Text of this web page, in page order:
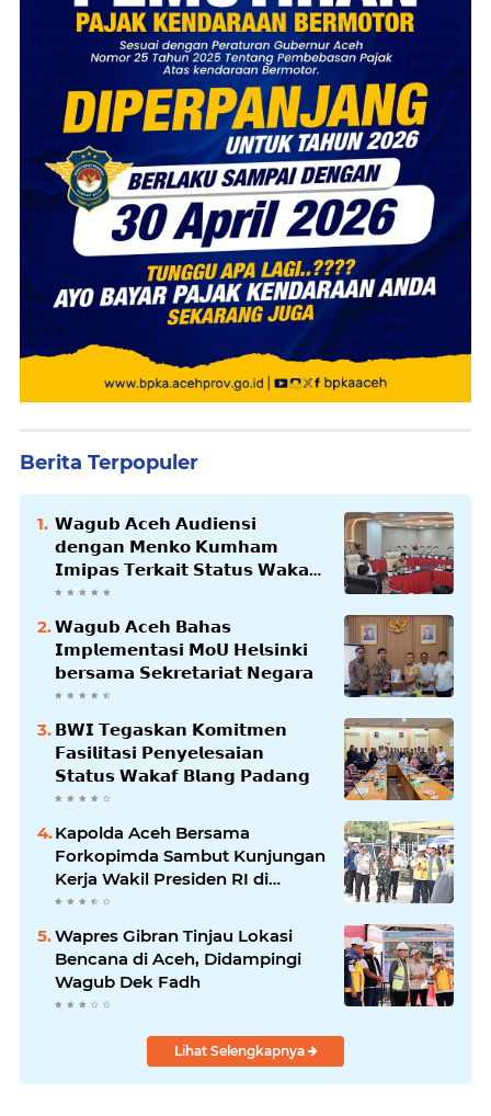
Berita Terpopuler
𝗪𝗮𝗴𝘂𝗯 𝗔𝗰𝗲𝗵 𝗔𝘂𝗱𝗶𝗲𝗻𝘀𝗶
𝗱𝗲𝗻𝗴𝗮𝗻 𝗠𝗲𝗻𝗸𝗼 𝗞𝘂𝗺𝗵𝗮𝗺
𝗜𝗺𝗶𝗽𝗮𝘀 𝗧𝗲𝗿𝗸𝗮𝗶𝘁 𝗦𝘁𝗮𝘁𝘂𝘀 𝗪𝗮𝗸𝗮𝗳
𝗕𝗹𝗮𝗻𝗴𝗽𝗮𝗱𝗮𝗻𝗴
𝗪𝗮𝗴𝘂𝗯 𝗔𝗰𝗲𝗵 𝗕𝗮𝗵𝗮𝘀
𝗜𝗺𝗽𝗹𝗲𝗺𝗲𝗻𝘁𝗮𝘀𝗶 𝗠𝗼𝗨 𝗛𝗲𝗹𝘀𝗶𝗻𝗸𝗶
𝗯𝗲𝗿𝘀𝗮𝗺𝗮 𝗦𝗲𝗸𝗿𝗲𝘁𝗮𝗿𝗶𝗮𝘁 𝗡𝗲𝗴𝗮𝗿𝗮
𝗕𝗪𝗜 𝗧𝗲𝗴𝗮𝘀𝗸𝗮𝗻 𝗞𝗼𝗺𝗶𝘁𝗺𝗲𝗻
𝗙𝗮𝘀𝗶𝗹𝗶𝘁𝗮𝘀𝗶 𝗣𝗲𝗻𝘆𝗲𝗹𝗲𝘀𝗮𝗶𝗮𝗻
𝗦𝘁𝗮𝘁𝘂𝘀 𝗪𝗮𝗸𝗮𝗳 𝗕𝗹𝗮𝗻𝗴 𝗣𝗮𝗱𝗮𝗻𝗴
Kapolda Aceh Bersama
Forkopimda Sambut Kunjungan
Kerja Wakil Presiden RI di
Kabupaten Bireuen
Wapres Gibran Tinjau Lokasi
Bencana di Aceh, Didampingi
Wagub Dek Fadh
Lihat Selengkapnya